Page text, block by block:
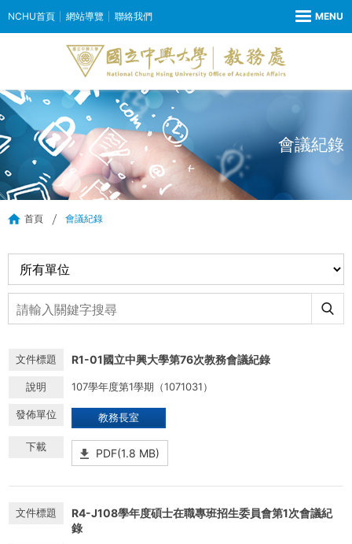
NCHU首頁 網站導覽 聯絡我們
會議紀錄
首頁 會議紀錄
R1-01國立中興大學第76次教務會議紀錄
107學年度第1學期（1071031）
教務長室
PDF(1.8 MB)
R4-J108學年度碩士在職專班招生委員會第1次會議紀
錄